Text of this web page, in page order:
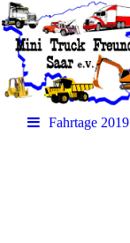
Fahrtage 2019